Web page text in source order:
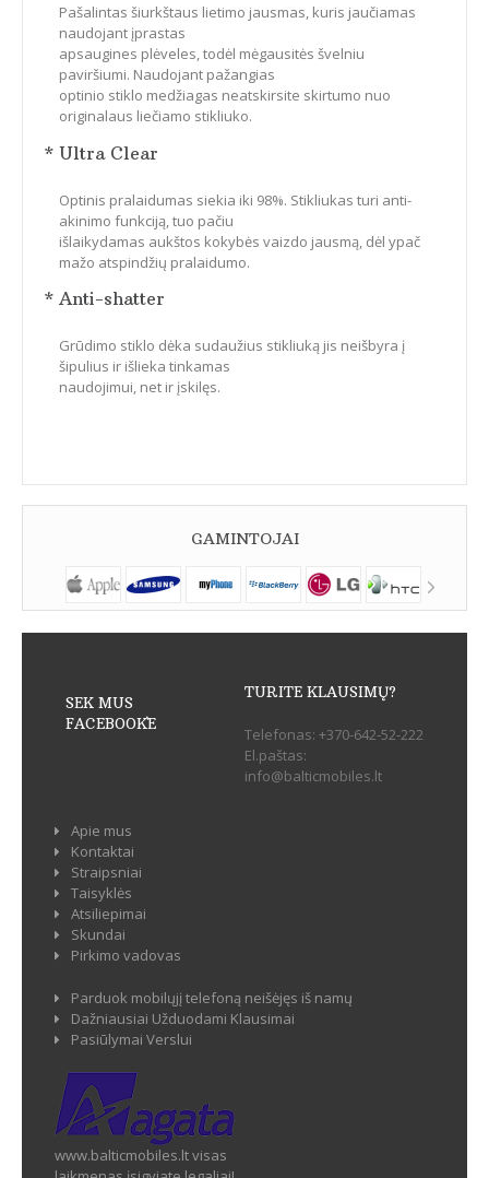
Pašalintas šiurkštaus lietimo jausmas, kuris jaučiamas
naudojant įprastas
apsaugines plėveles, todėl mėgausitės švelniu
paviršiumi. Naudojant pažangias
optinio stiklo medžiagas neatskirsite skirtumo nuo
originalaus liečiamo stikliuko.
* Ultra Clear
Optinis pralaidumas siekia iki 98%. Stikliukas turi anti-
akinimo funkciją, tuo pačiu
išlaikydamas aukštos kokybės vaizdo jausmą, dėl ypač
mažo atspindžių pralaidumo.
* Anti-shatter
Grūdimo stiklo dėka sudaužius stikliuką jis neišbyra į
šipulius ir išlieka tinkamas
naudojimui, net ir įskilęs.
GAMINTOJAI
SEK MUS
FACEBOOK`E
TURITE KLAUSIMŲ?
Telefonas: +370-642-52-222
El.paštas:
info@balticmobiles.lt
Apie mus
Kontaktai
Straipsniai
Taisyklės
Atsiliepimai
Skundai
Pirkimo vadovas
Parduok mobilųjį telefoną neišėjęs iš namų
Dažniausiai Užduodami Klausimai
Pasiūlymai Verslui
www.balticmobiles.lt visas